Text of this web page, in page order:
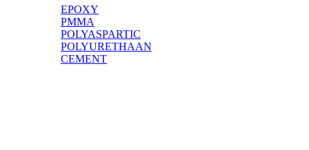
EPOXY
PMMA
POLYASPARTIC
POLYURETHAAN
CEMENT